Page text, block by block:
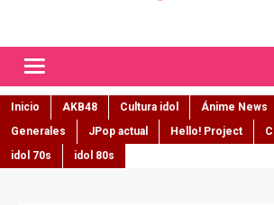
Inicio AKB48 Cultura idol Ánime News
Generales
JPop actual Hello! Project
idol 70s
idol 80s